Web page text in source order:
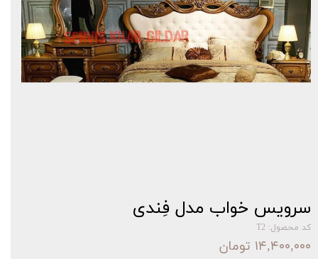
سرویس خواب مدل فِندی
کد محصول: T2
۱۴,۴۰۰,۰۰۰ تومان